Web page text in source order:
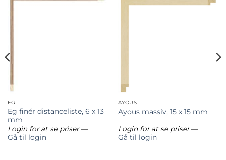
EG
Eg finér distanceliste, 6 x 13
mm
Login for at se priser—
Gå til login
AYOUS
Ayous massiv, 15 x 15 mm
Login for at se priser—
Gå til login